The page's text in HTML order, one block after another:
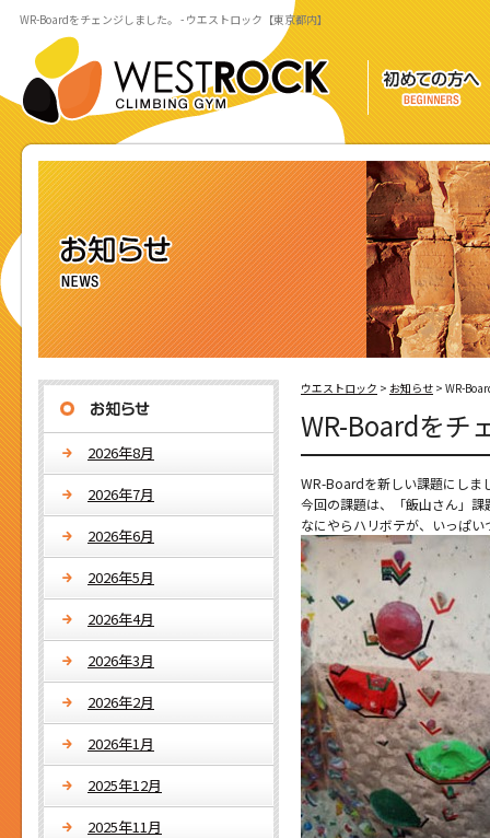
WR-Boardをチェンジしました。 - ウエストロック【東京都内】
ウエストロック > お知らせ > WR-
WR-Boardをチ
WR-Boardを新しい課題にしま
今回の課題は、「飯山さん」
なにやらハリボテが、いっぱ
2026年8月
2026年7月
2026年6月
2026年5月
2026年4月
2026年3月
2026年2月
2026年1月
2025年12月
2025年11月